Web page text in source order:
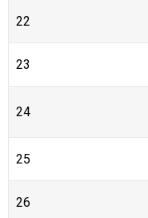
22
23
24
25
26